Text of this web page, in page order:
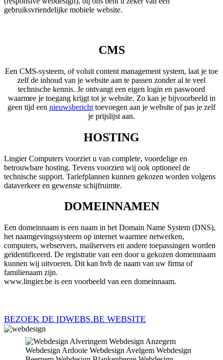
gebruiksvriendelijke mobiele website.
CMS
Een CMS-systeem, of voluit content management system, laat je toe
zelf de inhoud van je website aan te passen zonder al te veel
technische kennis. Je ontvangt een eigen login en paswoord
waarmee je toegang krijgt tot je website. Zo kan je bijvoorbeeld in
geen tijd een nieuwsbericht toevoegen aan je website of pas je zelf
je prijslijst aan.
HOSTING
Lingier Computers voorziet u van complete, voordelige en
betrouwbare hosting. Tevens voorzien wij ook optioneel de
technische support. Tariefplannen kunnen gekozen worden volgens
dataverkeer en gewenste schijfruimte.
DOMEINNAMEN
Een domeinnaam is een naam in het Domain Name System (DNS),
het naamgevingssysteem op internet waarmee netwerken,
computers, webservers, mailservers en andere toepassingen worden
geïdentificeerd. De registratie van een door u gekozen domeinnaam
kunnen wij uitvoeren. Dit kan bvb de naam van uw firma of
familienaam zijn.
www.lingier.be is een voorbeeld van een domeinnaam.
BEZOEK DE IDWEBS.BE WEBSITE